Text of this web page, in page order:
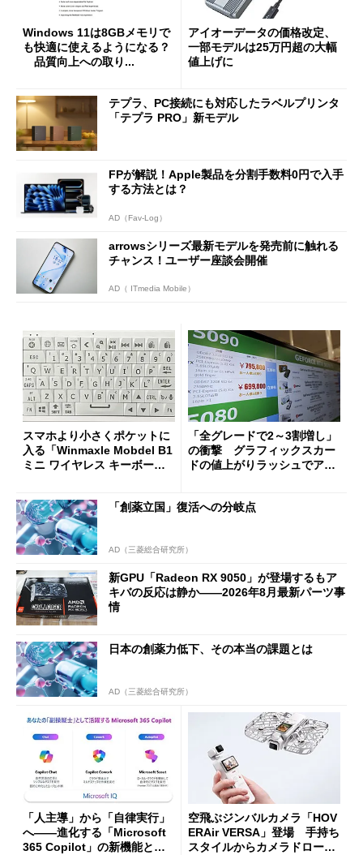
Windows 11は8GBメモリで
も快適に使えるようになる？
品質向上への取り...
アイオーデータの価格改定、
一部モデルは25万円超の大幅
値上げに
テプラ、PC接続にも対応したラベルプリンタ
「テプラ PRO」新モデル
FPが解説！Apple製品を分割手数料0円で入手
する方法とは？
AD（Fav-Log）
arrowsシリーズ最新モデルを発売前に触れる
チャンス！ユーザー座談会開催
AD（ ITmedia Mobile）
スマホより小さくポケットに
入る「Winmaxle Mobdel B1
ミニ ワイヤレス キーボー
「全グレードで2～3割増し」
の衝撃 グラフィックスカー
ドの値上がりラッシュでアキ
「創薬立国」復活への分岐点
AD（三菱総合研究所）
新GPU「Radeon RX 9050」が登場するもア
キバの反応は静か――2026年8月最新パーツ事
情
日本の創薬力低下、その本当の課題とは
AD（三菱総合研究所）
「人主導」から「自律実行」
へ――進化する「Microsoft
365 Copilot」の新機能とエ
空飛ぶジンバルカメラ「HOV
ERAir VERSA」登場 手持ち
スタイルからカメラドローン